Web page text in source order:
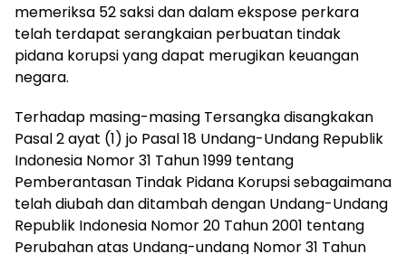
memeriksa 52 saksi dan dalam ekspose perkara
telah terdapat serangkaian perbuatan tindak
pidana korupsi yang dapat merugikan keuangan
negara.
Terhadap masing-masing Tersangka disangkakan
Pasal 2 ayat (1) jo Pasal 18 Undang-Undang Republik
Indonesia Nomor 31 Tahun 1999 tentang
Pemberantasan Tindak Pidana Korupsi sebagaimana
telah diubah dan ditambah dengan Undang-Undang
Republik Indonesia Nomor 20 Tahun 2001 tentang
Perubahan atas Undang-undang Nomor 31 Tahun